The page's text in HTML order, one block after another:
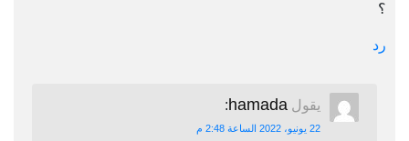
؟
رد
يقول hamada
:
22 يونيو، 2022 الساعة 2:48 م